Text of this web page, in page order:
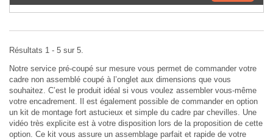
Résultats 1 - 5 sur 5.
Notre service pré-coupé sur mesure vous permet de commander votre
cadre non assemblé coupé à l’onglet aux dimensions que vous
souhaitez. C’est le produit idéal si vous voulez assembler vous-même
votre encadrement. Il est également possible de commander en option
un kit de montage fort astucieux et simple du cadre par chevilles. Une
vidéo très explicite est à votre disposition lors de la proposition de cette
option. Ce kit vous assure un assemblage parfait et rapide de votre